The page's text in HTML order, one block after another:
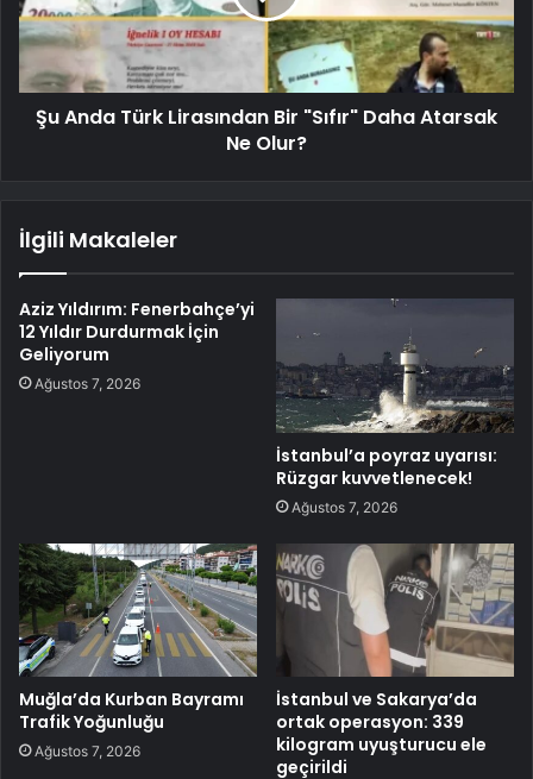
Şu Anda Türk Lirasından Bir "Sıfır" Daha Atarsak
Ne Olur?
İlgili Makaleler
Aziz Yıldırım: Fenerbahçe’yi
12 Yıldır Durdurmak İçin
Geliyorum
Ağustos 7, 2026
İstanbul’a poyraz uyarısı:
Rüzgar kuvvetlenecek!
Ağustos 7, 2026
Muğla’da Kurban Bayramı
Trafik Yoğunluğu
Ağustos 7, 2026
İstanbul ve Sakarya’da
ortak operasyon: 339
kilogram uyuşturucu ele
geçirildi